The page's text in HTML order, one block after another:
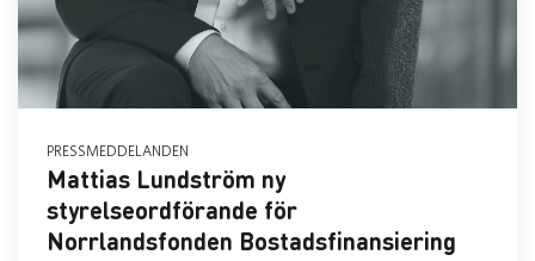
PRESSMEDDELANDEN
Mattias Lundström ny
styrelseordförande för
Norrlandsfonden Bostadsfinansiering